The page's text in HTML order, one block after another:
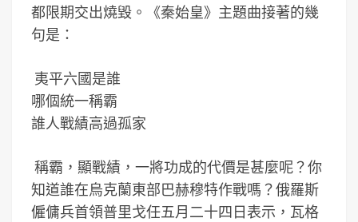
都限期交出燒毀。《秦始皇》主題曲接著的幾
句是：
夷平六國是誰
哪個統一稱霸
誰人戰績高過孤家
稱霸，顯戰績，一將功成的代價是甚麼呢？你
知道誰在烏克蘭東部巴赫穆特作戰嗎？俄羅斯
僱傭兵首領普里戈任五月二十四日表示，瓦格